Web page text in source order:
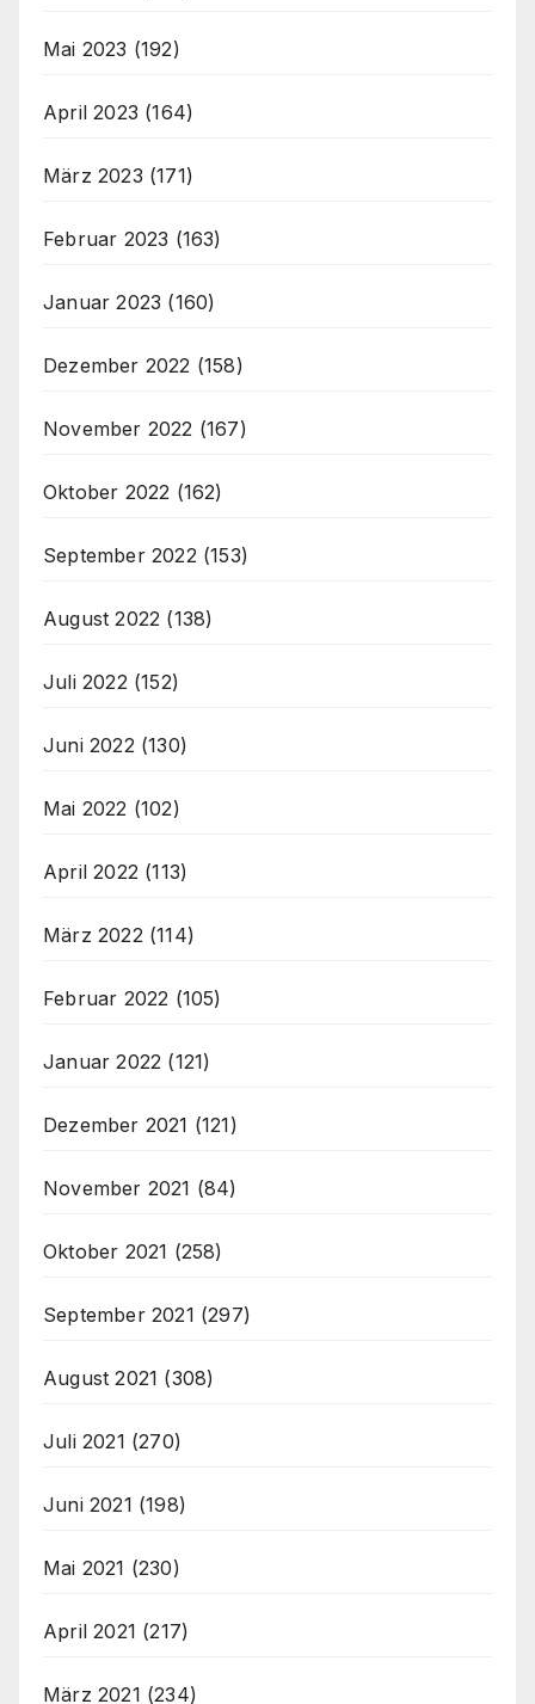
Mai 2023 (192)
April 2023 (164)
März 2023 (171)
Februar 2023 (163)
Januar 2023 (160)
Dezember 2022 (158)
November 2022 (167)
Oktober 2022 (162)
September 2022 (153)
August 2022 (138)
Juli 2022 (152)
Juni 2022 (130)
Mai 2022 (102)
April 2022 (113)
März 2022 (114)
Februar 2022 (105)
Januar 2022 (121)
Dezember 2021 (121)
November 2021 (84)
Oktober 2021 (258)
September 2021 (297)
August 2021 (308)
Juli 2021 (270)
Juni 2021 (198)
Mai 2021 (230)
April 2021 (217)
März 2021 (234)